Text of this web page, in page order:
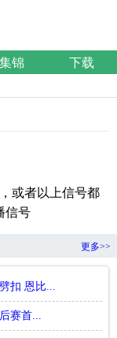
集锦 下载
或者以上信号都
信号
更多>>
扣 恩比...
赛首...